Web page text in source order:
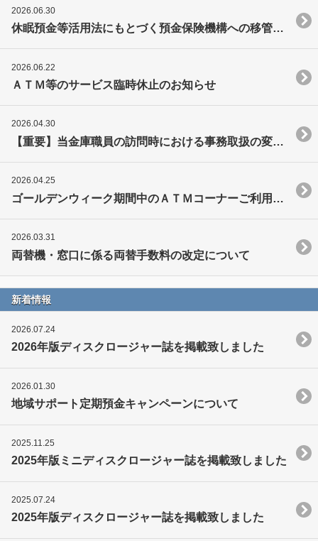
2026.06.30
休眠預金等活用法にもとづく預金保険機構への移管に関する公告について
2026.06.22
ＡＴＭ等のサービス臨時休止のお知らせ
2026.04.30
【重要】当金庫職員の訪問時における事務取扱の変更について
2026.04.25
ゴールデンウィーク期間中のＡＴＭコーナーご利用日のお知らせ
2026.03.31
両替機・窓口に係る両替手数料の改定について
新着情報
2026.07.24
2026年版ディスクロージャー誌を掲載致しました
2026.01.30
地域サポート定期預金キャンペーンについて
2025.11.25
2025年版ミニディスクロージャー誌を掲載致しました
2025.07.24
2025年版ディスクロージャー誌を掲載致しました